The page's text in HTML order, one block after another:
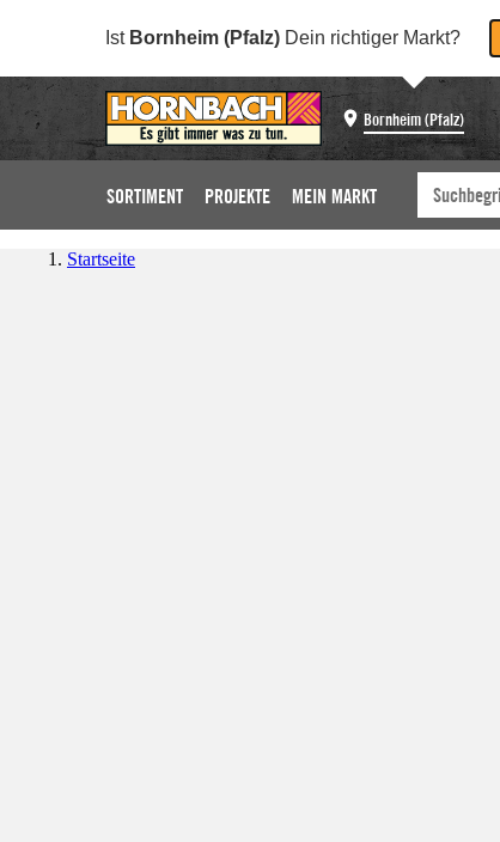
Ist Bornheim (Pfalz) Dein richtiger Markt?
Bornheim (Pfalz)
SORTIMENT PROJEKTE MEIN MARKT
Startseite